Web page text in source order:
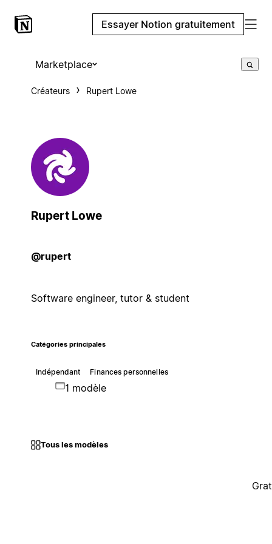
Essayer Notion gratuitement
Marketplace
Créateurs Rupert Lowe
Rupert Lowe
@rupert
Software engineer, tutor & student
Catégories principales
Indépendant Finances personnelles
1 modèle
Tous les modèles